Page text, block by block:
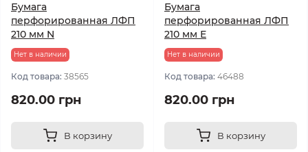
Бумага
перфорированная ЛФП
210 мм N
Нет в наличии
Код товара: 38565
820.00 грн
В корзину
Бумага
перфорированная ЛФП
210 мм Е
Нет в наличии
Код товара: 46488
820.00 грн
В корзину